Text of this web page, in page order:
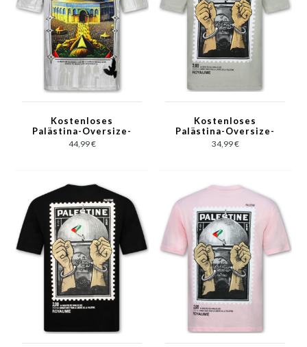
Kostenloses
Palästina-Oversize-
Herren-T-Shirt –
Herren-T-Shirt mit
44,99 €
Kostenloses
Palästina-Oversize-
Herren-T-Shirt –
Herren-T-Shirt mit
34,99 €